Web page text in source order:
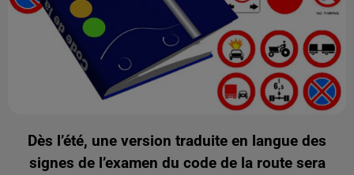
Dès l’été, une version traduite en langue des
signes de l’examen du code de la route sera